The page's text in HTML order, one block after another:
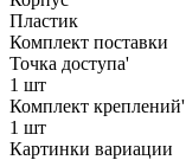
Пластик
Комплект поставки
Точка доступа'
1 шт
Комплект креплений'
1 шт
Картинки вариации